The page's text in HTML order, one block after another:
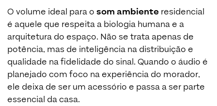
O volume ideal para o som ambiente residencial
é aquele que respeita a biologia humana e a
arquitetura do espaço. Não se trata apenas de
potência, mas de inteligência na distribuição e
qualidade na fidelidade do sinal. Quando o áudio é
planejado com foco na experiência do morador,
ele deixa de ser um acessório e passa a ser parte
essencial da casa.